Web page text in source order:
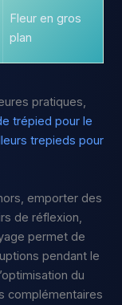
Fleur en gros
plan
pratiques,
trépied pour le
trepieds pour
emporter des
de réflexion,
permet de
pendant le
du
complémentaires